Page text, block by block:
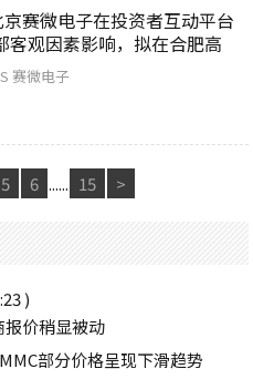
赛微电子在投资者互动平台
客观因素影响，拟在合肥高
吋MEMS制造线项目已停
赛微电子
5 6 ...... 15 >
)
报价稍显被动
部分价格呈现下滑趋势